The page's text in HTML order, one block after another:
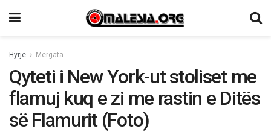
Hyrje Mërgata
Qyteti i New York-ut stoliset me
flamuj kuq e zi me rastin e Ditës
së Flamurit (Foto)